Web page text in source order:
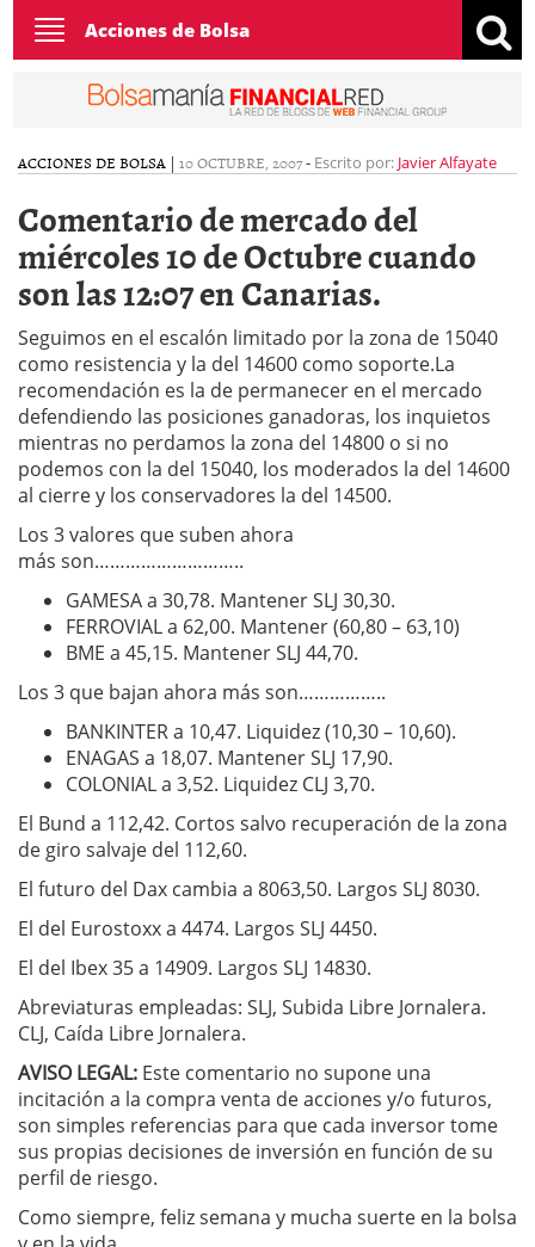
Toggle
navigation
Acciones de Bolsa
ACCIONES DE BOLSA | 10 OCTUBRE, 2007- Escrito por: Javier Alfayate
Comentario de mercado del
miércoles 10 de Octubre cuando
son las 12:07 en Canarias.
Seguimos en el escalón limitado por la zona de 15040
como resistencia y la del 14600 como soporte.La
recomendación es la de permanecer en el mercado
defendiendo las posiciones ganadoras, los inquietos
mientras no perdamos la zona del 14800 o si no
podemos con la del 15040, los moderados la del 14600
al cierre y los conservadores la del 14500.
Los 3 valores que suben ahora
más son………………………..
GAMESA a 30,78. Mantener SLJ 30,30.
FERROVIAL a 62,00. Mantener (60,80 – 63,10)
BME a 45,15. Mantener SLJ 44,70.
Los 3 que bajan ahora más son……………..
BANKINTER a 10,47. Liquidez (10,30 – 10,60).
ENAGAS a 18,07. Mantener SLJ 17,90.
COLONIAL a 3,52. Liquidez CLJ 3,70.
El Bund a 112,42. Cortos salvo recuperación de la zona
de giro salvaje del 112,60.
El futuro del Dax cambia a 8063,50. Largos SLJ 8030.
El del Eurostoxx a 4474. Largos SLJ 4450.
El del Ibex 35 a 14909. Largos SLJ 14830.
Abreviaturas empleadas: SLJ, Subida Libre Jornalera.
CLJ, Caída Libre Jornalera.
AVISO LEGAL: Este comentario no supone una
incitación a la compra venta de acciones y/o futuros,
son simples referencias para que cada inversor tome
sus propias decisiones de inversión en función de su
perfil de riesgo.
Como siempre, feliz semana y mucha suerte en la bolsa